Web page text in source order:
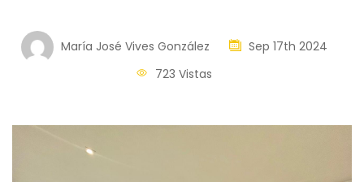
María José Vives González
Sep 17th 2024
723 Vistas